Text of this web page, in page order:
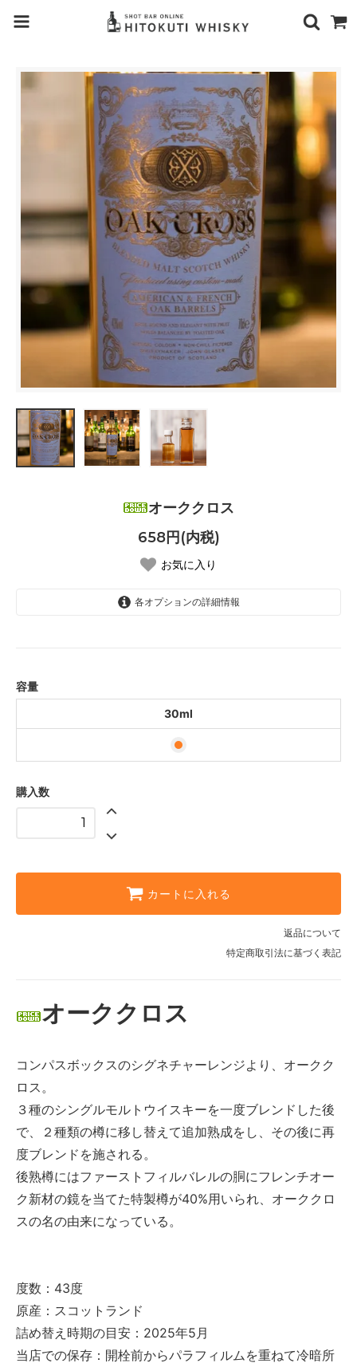
オーククロス
658円(内税)
お気に入り
各オプションの詳細情報
容量
30ml
購入数
カートに入れる
返品について
特定商取引法に基づく表記
オーククロス
コンパスボックスのシグネチャーレンジより、オークク
ロス。
３種のシングルモルトウイスキーを一度ブレンドした後
で、２種類の樽に移し替えて追加熟成をし、その後に再
度ブレンドを施される。
後熟樽にはファーストフィルバレルの胴にフレンチオー
ク新材の鏡を当てた特製樽が40%用いられ、オーククロ
スの名の由来になっている。
度数：43度
原産：スコットランド
詰め替え時期の目安：2025年5月
当店での保存：開栓前からパラフィルムを重ねて冷暗所